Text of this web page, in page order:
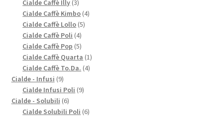
Cialde Caffè Illy 33
prodotti
Cialde Caffè Kimbo 44
Cialde Caffè Lollo 55
Cialde Caffè Poli 44
prodotti
Cialde Caffè Pop 55
prodotti
Cialde Caffè Quarta 11
Cialde Caffè To.Da. 44
Cialde - Infusi 99
prodotti
Cialde Infusi Poli 99
Cialde - Solubili 66
prodotti
Cialde Solubili Poli 66